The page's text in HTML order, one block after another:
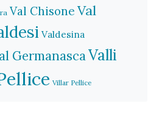
Val Chisone Val
Valdesina
GermanascaValli
Villar Pellice